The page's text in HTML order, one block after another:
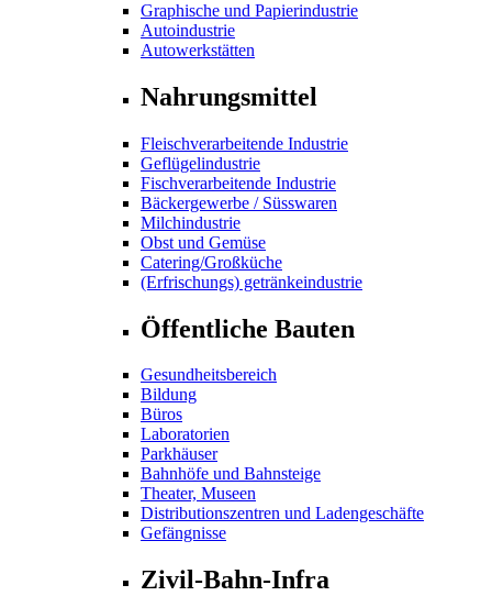
Graphische und Papierindustrie
Autoindustrie
Autowerkstätten
Nahrungsmittel
Fleischverarbeitende Industrie
Geflügelindustrie
Fischverarbeitende Industrie
Bäckergewerbe / Süsswaren
Milchindustrie
Obst und Gemüse
Catering/Großküche
(Erfrischungs) getränkeindustrie
Öffentliche Bauten
Gesundheitsbereich
Bildung
Büros
Laboratorien
Parkhäuser
Bahnhöfe und Bahnsteige
Theater, Museen
Distributionszentren und Ladengeschäfte
Gefängnisse
Zivil-Bahn-Infra